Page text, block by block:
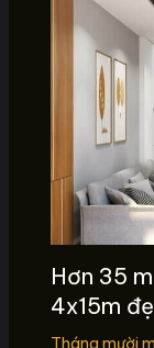
Hơn 35
4x15m
Tháng mười